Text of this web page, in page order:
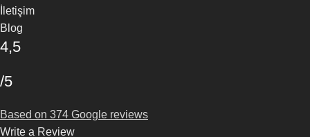
İletişim
Blog
4,5
/5
Based on 374 Google reviews
Write a Review